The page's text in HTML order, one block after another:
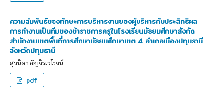
ความสัมพันธ์ของทักษะการบริหารงานของผู้บริหารกับประสิทธิผล
การทำงานเป็นทีมของข้าราชการครูในโรงเรียนมัธยมศึกษาสังกัด
สำนักงานเขตพื้นที่การศึกษามัธยมศึกษาเขต 4 อำเภอเมืองปทุมธานี
จังหวัดปทุมธานี
สุวนิดา อัญจิรเวโรจน์
pdf